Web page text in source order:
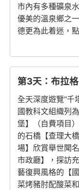
市內有多種礦泉
優美的溫泉鄉之
德更為此着迷，
第3天：布拉格
全天深度遊覽"千
國教科文組織列
堡】（自費項目
的石橋【查理大
場】欣賞舉世聞
市政廳】，探訪
藝復興風格的【
菜烤豬肘配酸菜